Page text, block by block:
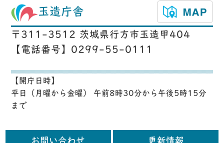
玉造庁舎
〒311-3512 茨城県行方市玉造甲404
【電話番号】0299-55-0111
【開庁日時】
平日（月曜から金曜） 午前8時30分から午後5時15分
まで